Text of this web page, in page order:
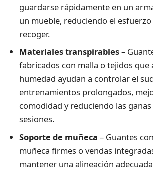
guardarse rápidamente en un
un mueble, reduciendo el
recoger.
Materiales transpirables–
fabricados con malla o tejidos que
humedad ayudan a controlar el
entrenamientos prolongados,
comodidad y reduciendo las
sesiones.
Soporte de muñeca – Guantes
muñeca firmes o vendas
mantener una alineación